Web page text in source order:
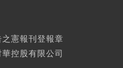
憲報刊登報章
控股有限公司